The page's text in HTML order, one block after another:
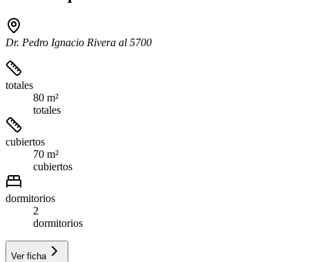
Dr. Pedro Ignacio Rivera al 5700
totales
80 m²
totales
cubiertos
70 m²
cubiertos
dormitorios
2
dormitorios
Ver ficha